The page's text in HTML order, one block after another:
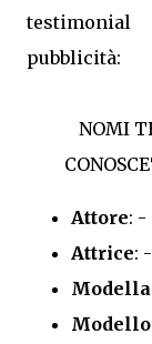
pubblicità:
NOMI
Attore: -
Attrice: -
Modella
Modello